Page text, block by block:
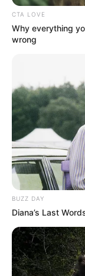
Προσθήκη το
CTA LOVE
Why everything
wrong
BUZZ DAY
Diana’s Last